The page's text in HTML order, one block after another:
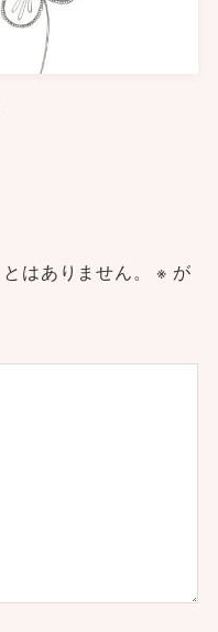
はありません。 ※ が